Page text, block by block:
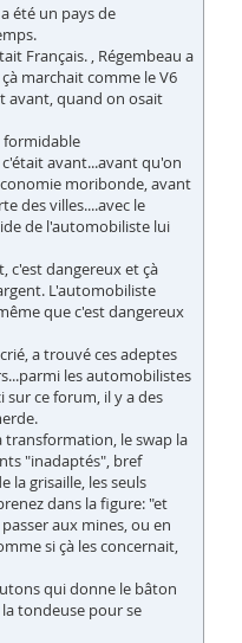
été un pays de
Français. , Régembeau a
marchait comme le V6
avant, quand on osait
formidable
avant...avant qu'on
moribonde, avant
des villes....avec le
de l'automobiliste lui
c'est dangereux et çà
L'automobiliste
que c'est dangereux
a trouvé ces adeptes
les automobilistes
sur ce forum, il y a des
transformation, le swap la
"inadaptés", bref
la grisaille, les seuls
dans la figure: "et
aux mines, ou en
si çà les concernait,
qui donne le bâton
tondeuse pour se